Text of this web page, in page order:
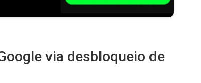
via desbloqueio de